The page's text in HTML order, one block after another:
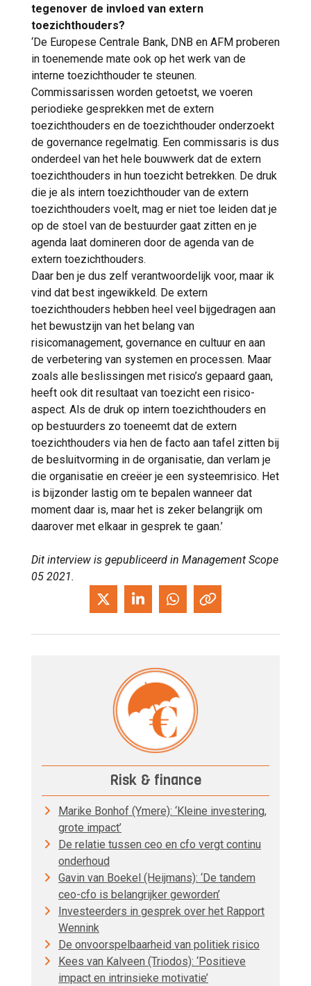
tegenover de invloed van extern
toezichthouders?
‘De Europese Centrale Bank, DNB en AFM proberen
in toenemende mate ook op het werk van de
interne toezichthouder te steunen.
Commissarissen worden getoetst, we voeren
periodieke gesprekken met de extern
toezichthouders en de toezichthouder onderzoekt
de governance regelmatig. Een commissaris is dus
onderdeel van het hele bouwwerk dat de extern
toezichthouders in hun toezicht betrekken. De druk
die je als intern toezichthouder van de extern
toezichthouders voelt, mag er niet toe leiden dat je
op de stoel van de bestuurder gaat zitten en je
agenda laat domineren door de agenda van de
extern toezichthouders.
Daar ben je dus zelf verantwoordelijk voor, maar ik
vind dat best ingewikkeld. De extern
toezichthouders hebben heel veel bijgedragen aan
het bewustzijn van het belang van
risicomanagement, governance en cultuur en aan
de verbetering van systemen en processen. Maar
zoals alle beslissingen met risico’s gepaard gaan,
heeft ook dit resultaat van toezicht een risico-
aspect. Als de druk op intern toezichthouders en
op bestuurders zo toeneemt dat de extern
toezichthouders via hen de facto aan tafel zitten bij
de besluitvorming in de organisatie, dan verlam je
die organisatie en creëer je een systeemrisico. Het
is bijzonder lastig om te bepalen wanneer dat
moment daar is, maar het is zeker belangrijk om
daarover met elkaar in gesprek te gaan.’
Dit interview is gepubliceerd in Management Scope
05 2021.
Risk & finance
Marike Bonhof (Ymere): ‘Kleine investering,
grote impact’
De relatie tussen ceo en cfo vergt continu
onderhoud
Gavin van Boekel (Heijmans): ‘De tandem
ceo-cfo is belangrijker geworden’
Investeerders in gesprek over het Rapport
Wennink
De onvoorspelbaarheid van politiek risico
Kees van Kalveen (Triodos): ‘Positieve
impact en intrinsieke motivatie’